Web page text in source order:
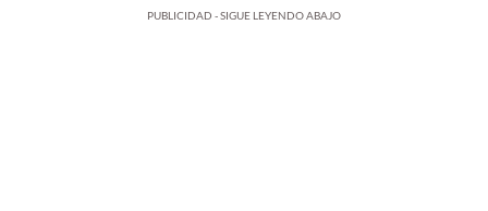
PUBLICIDAD - SIGUE LEYENDO ABAJO